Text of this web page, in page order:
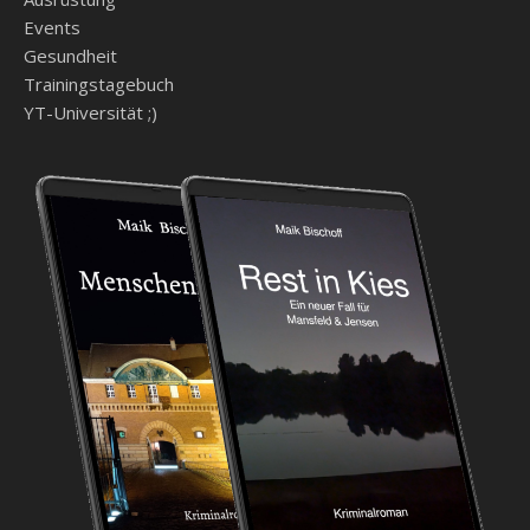
Events
Gesundheit
Trainingstagebuch
YT-Universität ;)